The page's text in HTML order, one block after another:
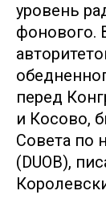
уровень
фонового.
перед
и Косово,
Совета по
(DUOB),